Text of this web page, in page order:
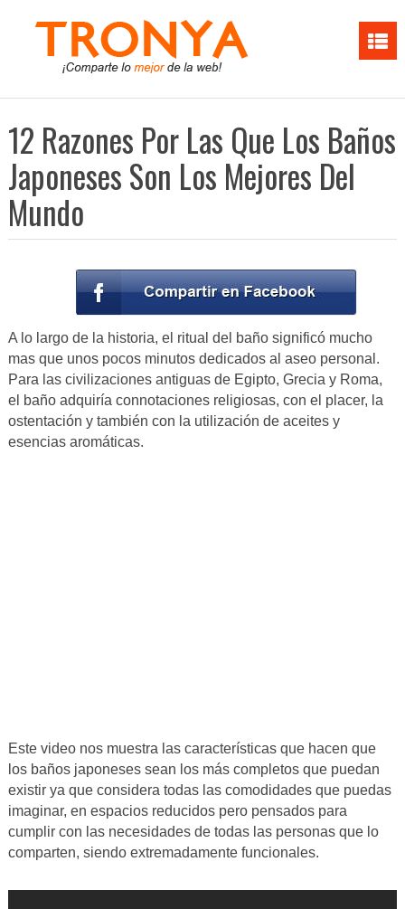
12 Razones Por Las Que Los Baños
Japoneses Son Los Mejores Del
Mundo
A lo largo de la historia, el ritual del baño significó mucho
mas que unos pocos minutos dedicados al aseo personal.
Para las civilizaciones antiguas de Egipto, Grecia y Roma,
el baño adquiría connotaciones religiosas, con el placer, la
ostentación y también con la utilización de aceites y
esencias aromáticas.
Este video nos muestra las características que hacen que
los baños japoneses sean los más completos que puedan
existir ya que considera todas las comodidades que puedas
imaginar, en espacios reducidos pero pensados para
cumplir con las necesidades de todas las personas que lo
comparten, siendo extremadamente funcionales.